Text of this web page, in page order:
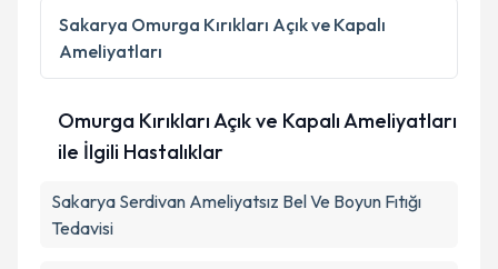
Metni
'ni okudum ve kişisel verilerimin belirtilen
kapsamda işlenmesini kabul ediyorum.
Sakarya Omurga Kırıkları Açık ve Kapalı
Ameliyatları
Omurga Kırıkları Açık ve Kapalı Ameliyatları
ile İlgili Hastalıklar
Sakarya Serdivan Ameliyatsız Bel Ve Boyun Fıtığı
Tedavisi